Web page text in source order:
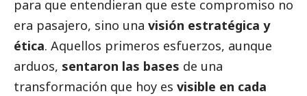
para que entendieran que este compromiso no
era pasajero, sino una visión estratégica y
ética. Aquellos primeros esfuerzos, aunque
arduos, sentaron las bases de una
transformación que hoy es visible en cada